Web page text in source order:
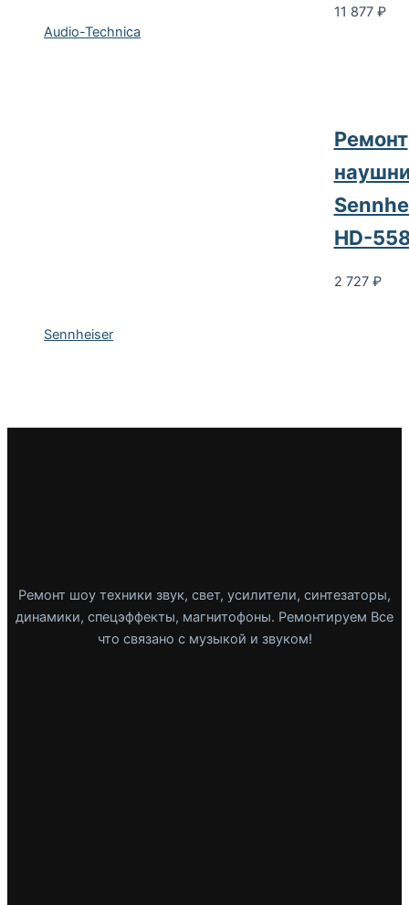
Audio-Technica
11 877 ₽
Sennheiser
Ремонт
HD-
2 727 ₽
Ремонт шоу техники звук, свет, усилители, синтезаторы,
динамики, спецэффекты, магнитофоны. Ремонтируем Все
что связано с музыкой и звуком!